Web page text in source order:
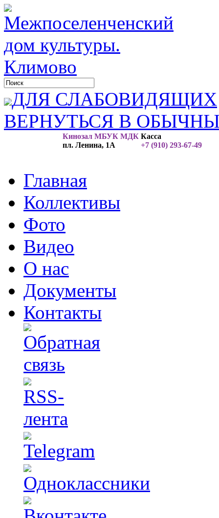
ДЛЯ СЛАБОВИДЯЩИХ
ВЕРНУТЬСЯ В
Кинозал МБУК МДК
пл. Ленина, 1А
Касса
+7 (910) 293-67-49
Главная
Коллективы
Фото
Видео
О нас
Документы
Контакты